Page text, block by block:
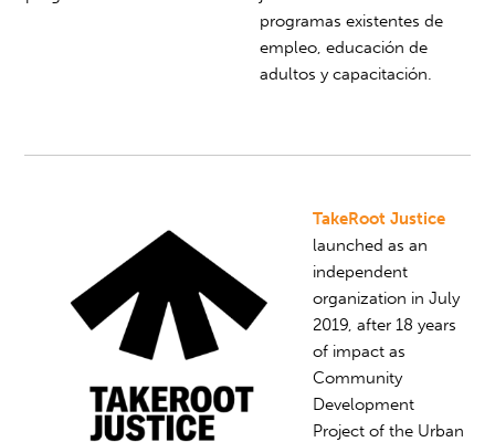
programas existentes de
empleo, educación de
adultos y capacitación.
TakeRoot Justice
launched as an
independent
organization in July
2019, after 18 years
of impact as
Community
Development
Project of the Urban